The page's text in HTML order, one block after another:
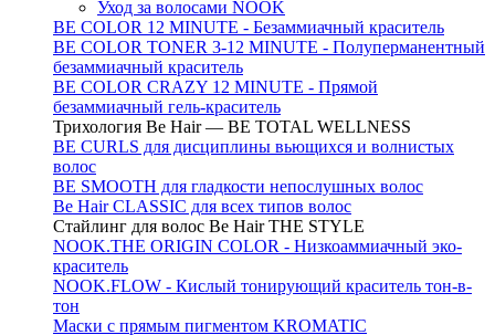
Уход за волосами NOOK
BE COLOR 12 MINUTE - Безаммиачный краситель
BE COLOR TONER 3-12 MINUTE - Полуперманентный
безаммиачный краситель
BE COLOR CRAZY 12 MINUTE - Прямой
безаммиачный гель-краситель
Трихология Be Hair — BE TOTAL WELLNESS
BE CURLS для дисциплины вьющихся и волнистых
волос
BE SMOOTH для гладкости непослушных волос
Be Hair CLASSIC для всех типов волос
Стайлинг для волос Be Hair THE STYLE
NOOK.THE ORIGIN COLOR - Низкоаммиачный эко-
краситель
NOOK.FLOW - Кислый тонирующий краситель тон-в-
тон
Маски с прямым пигментом KROMATIC